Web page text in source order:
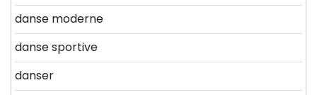
danse moderne
danse sportive
danser